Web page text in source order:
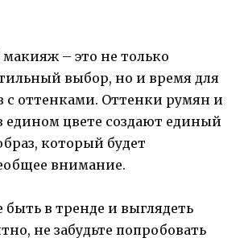
– это не только
выбор, но и время для
с оттенками. Оттенки румян и
едином цвете создают единый
который будет
внимание.
быть в тренде и выглядеть
не забудьте попробовать